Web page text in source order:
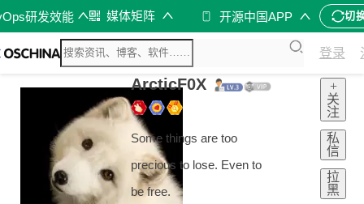
研发效能 媒体矩阵 开源中国APP 切
登录
ArcticF0X
Some things are too
precious to lose. Even to
be free.
+
关
注
私
信
拉
黑